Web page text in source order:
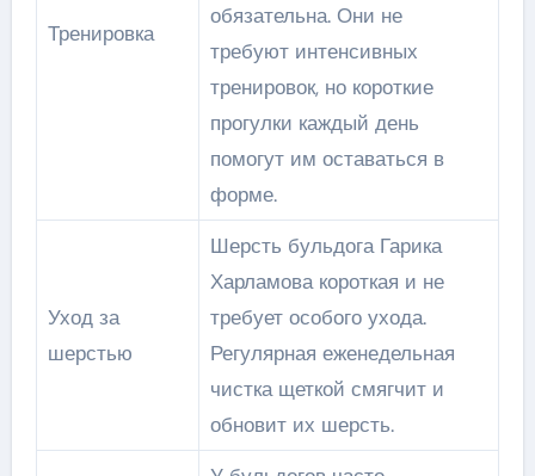
Тренировка
обязательна. Они не
требуют интенсивных
тренировок, но короткие
прогулки каждый день
помогут им оставаться в
форме.
Уход за
шерстью
Шерсть бульдога Гарика
Харламова короткая и не
требует особого ухода.
Регулярная еженедельная
чистка щеткой смягчит и
обновит их шерсть.